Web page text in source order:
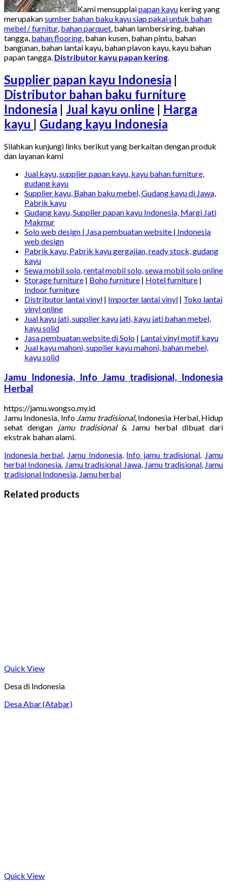
Kami mensupplaipapan kayu kering yang
merupakansumber bahan baku kayu siap pakai untuk bahan
mebel / furnitur, bahan parquet, bahan lambersiring, bahan
tangga, bahan flooring, bahan kusen, bahan pintu, bahan
bangunan, bahan lantai kayu, bahan plavon kayu, kayu bahan
papan tangga. Distributor kayu papan kering.
Supplier papan kayu Indonesia |
Distributor bahan baku furniture
Indonesia | Jual kayu online | Harga
kayu | Gudang kayu Indonesia
Silahkan kunjungi links berikut yang berkaitan dengan produk
dan layanan kami
Jual kayu, supplier papan kayu, kayu bahan furniture,
gudang kayu
Supplier kayu, Bahan baku mebel, Gudang kayu di Jawa,
Pabrik kayu
Gudang kayu, Supplier papan kayu Indonesia, Margi Jati
Makmur
Solo web design | Jasa pembuatan website | Indonesia
web design
Pabrik kayu, Pabrik kayu gergajian, ready stock, gudang
kayu
Sewa mobil solo,rental mobil solo,sewa mobil solo online
Storage furniture | Boho furniture | Hotel furniture |
Indoor furniture
Distributor lantai vinyl | Importer lantai vinyl | Toko lantai
vinyl online
Jual kayu jati, supplier kayu jati, kayu jati bahan mebel,
kayu solid
Jasa pembuatan website di Solo | Lantai vinyl motif kayu
Jual kayu mahoni, supplier kayu mahoni, bahan mebel,
kayu solid
Jamu Indonesia, Info Jamu tradisional, Indonesia
Herbal
https://jamu.wongso.my.id
Jamu Indonesia, Info Jamu tradisional, Indonesia Herbal, Hidup
sehat dengan jamu tradisional& Jamu herbal dibuat dari
ekstrak bahan alami.
Indonesia herbal, Jamu Indonesia, Info jamu tradisional, Jamu
herbal Indonesia, Jamu tradisional Jawa, Jamu tradisional, Jamu
tradisional Indonesia, Jamu herbal
Related products
Quick View
Desa di Indonesia
Desa Abar (Atabar)
Quick View